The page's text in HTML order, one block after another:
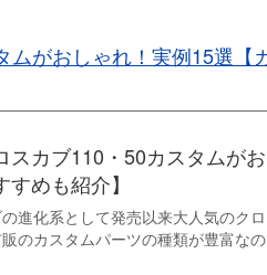
がおしゃれ！実例15選【
スカブ110・50カスタムが
すめも紹介】
進化系として発売以来大人気のク
販のカスタムパーツの種類が豊富な